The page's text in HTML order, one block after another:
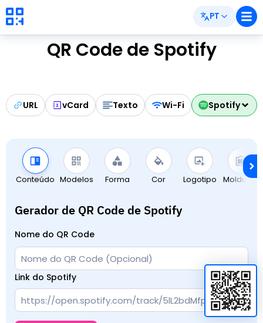
PT
QR Code de Spotify
URL vCard Texto Wi-Fi Spotify
Conteúdo Modelos Forma Cor Logotipo Molduras
Gerador de QR Code de Spotify
Nome do QR Code
Link do Spotify